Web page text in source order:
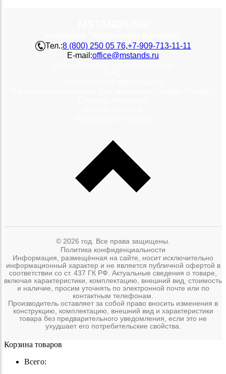
Тел.:8 (800) 250 05 76,+7-909-713-11-11
E-mail:office@mstands.ru
© 2026 год. Все права защищены.
Политика конфиденциальности
Информация, размещённая на сайте, носит исключительно
информационный характер и не является публичной офертой в
соответствии со ст. 437 ГК РФ. Актуальные сведения о товаре,
включая характеристики, комплектацию, внешний вид, стоимость
и наличие, просим уточнять по электронной почте или по
контактным телефонам.
Производитель оставляет за собой право вносить изменения в
конструкцию, комплектацию, внешний вид и характеристики
товара без предварительного уведомления, если это не
ухудшает его потребительские свойства.
Корзина товаров
Всего: